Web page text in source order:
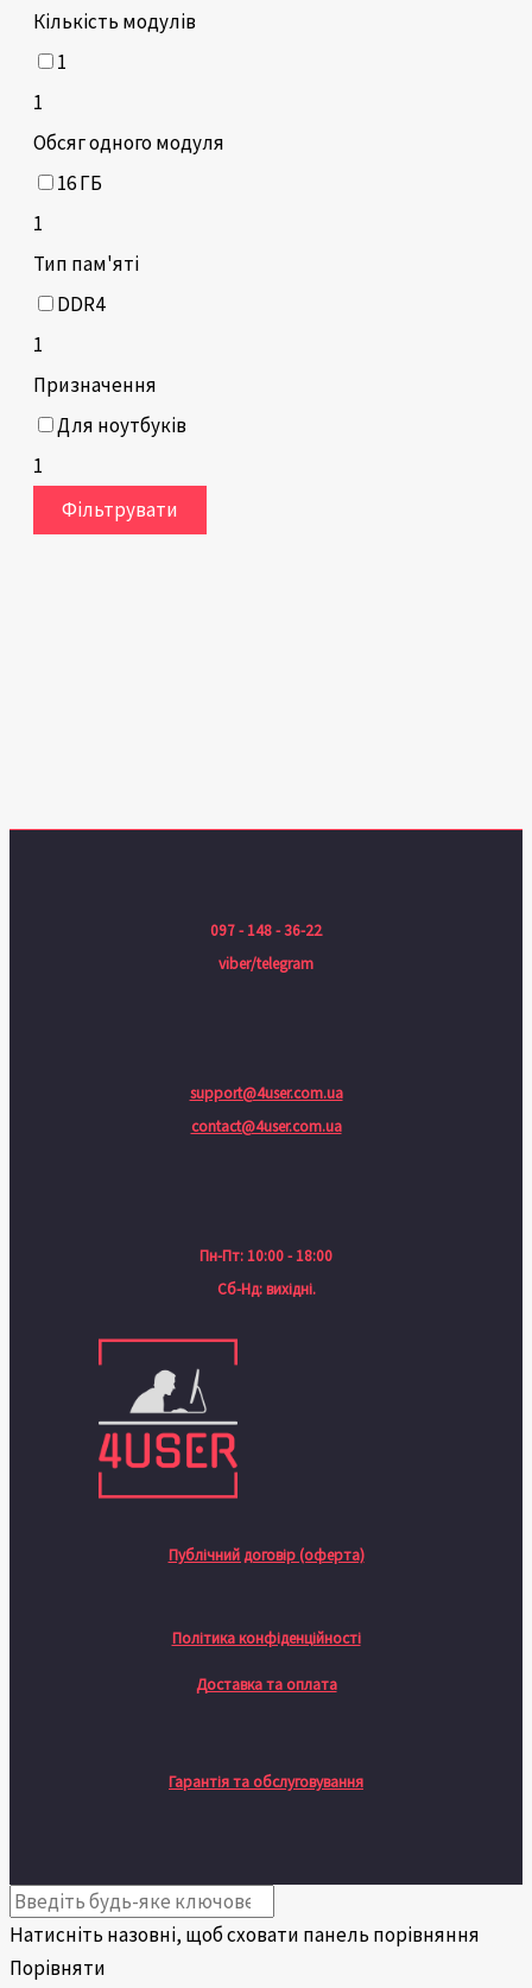
Кількість модулів
1
1
Обсяг одного модуля
16 ГБ
1
Тип пам'яті
DDR4
1
Призначення
Для ноутбуків
1
Фільтрувати
097 - 148 - 36-22
viber/telegram
support@4user.com.ua
contact@4user.com.ua
Пн-Пт: 10:00 - 18:00
Сб-Нд: вихідні.
Публічний договір (оферта)
Політика конфіденційності
Доставка та оплата
Гарантія та обслуговування
Натисніть назовні, щоб сховати панель порівняння
Порівняти